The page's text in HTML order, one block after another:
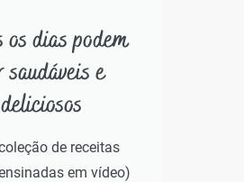
os dias podem
saudáveis e
deliciosos
de receitas
em vídeo)